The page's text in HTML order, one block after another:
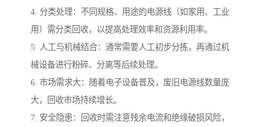
4. 分类处理：不同规格、用途的电源线（如家用、工业
用）需分类回收，以提高处理效率和资源利用率。
5. 人工与机械结合：通常需要人工初步分拣，再通过机
械设备进行粉碎、分离等后续处理。
6. 市场需求大：随着电子设备普及，废旧电源线数量庞
大，回收市场持续增长。
7. 安全隐患：回收时需注意残余电流和绝缘破损风险，